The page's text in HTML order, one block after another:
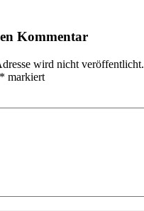
Kommentar
wird nicht veröffentlicht.
* markiert